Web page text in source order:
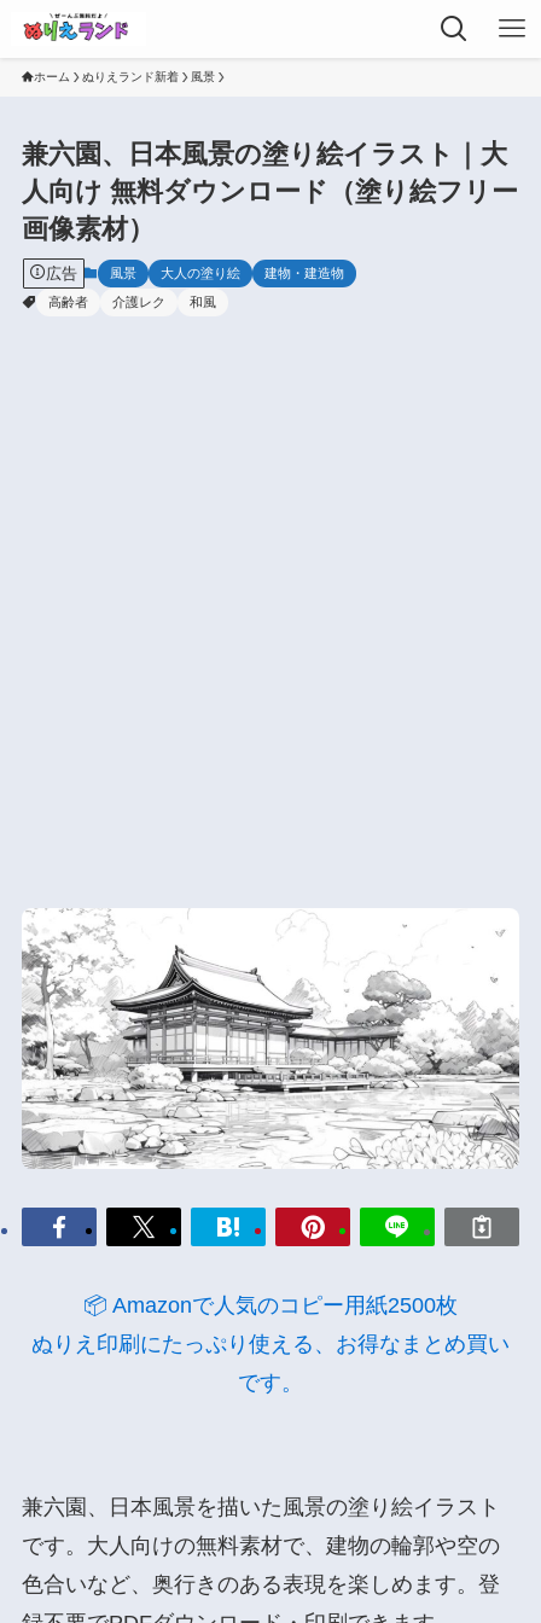
ホーム ぬりえランド新着 風景
兼六園、日本風景の塗り絵イラスト｜大
人向け 無料ダウンロード（塗り絵フリー
画像素材）
広告 風景 大人の塗り絵
建物・建造物
高齢者
介護レク 和風
📦 Amazonで人気のコピー用紙2500枚
ぬりえ印刷にたっぷり使える、お得なまとめ買い
です。
兼六園、日本風景を描いた風景の塗り絵イラスト
です。大人向けの無料素材で、建物の輪郭や空の
色合いなど、奥行きのある表現を楽しめます。登